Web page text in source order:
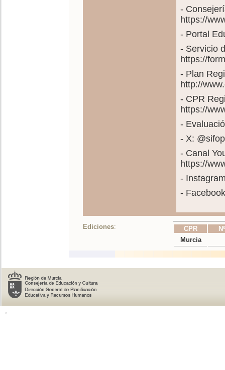
-
https://
- Portal
- Servicio
https://
- Plan
http://
- CPR
https://
-
- X:
- Canal
https://
-
-
Ediciones: CPR
Murcia
o